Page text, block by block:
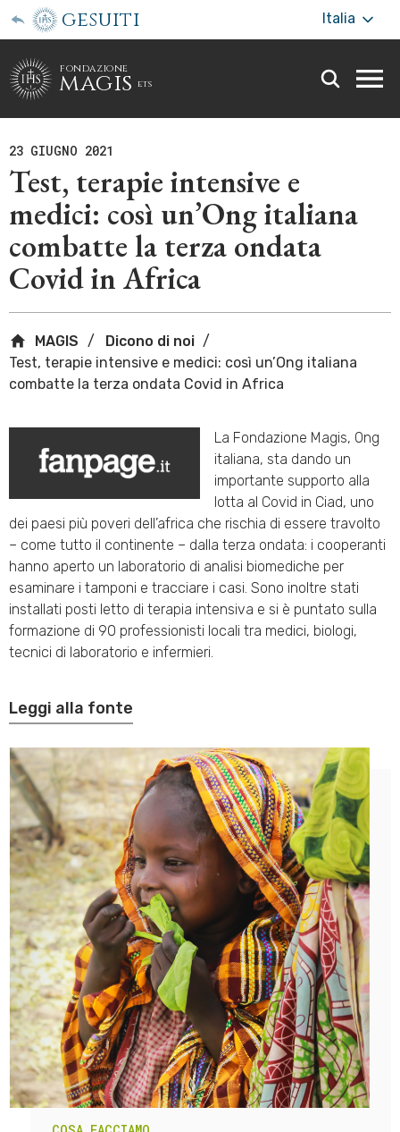
gesuiti Italia
fondazione
magis ets
23 GIUGNO 2021
Test, terapie intensive e
medici: così un’Ong italiana
combatte la terza ondata
Covid in Africa
MAGIS
Dicono di noi
Test, terapie intensive e medici: così un’Ong italiana
combatte la terza ondata Covid in Africa
La Fondazione Magis, Ong
italiana, sta dando un
importante supporto alla
lotta al Covid in Ciad, uno
dei paesi più poveri dell’africa che rischia di essere travolto
– come tutto il continente – dalla terza ondata: i cooperanti
hanno aperto un laboratorio di analisi biomediche per
esaminare i tamponi e tracciare i casi. Sono inoltre stati
installati posti letto di terapia intensiva e si è puntato sulla
formazione di 90 professionisti locali tra medici, biologi,
tecnici di laboratorio e infermieri.
Leggi alla fonte